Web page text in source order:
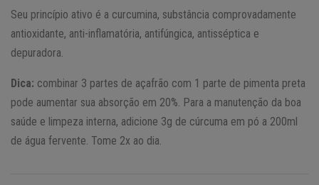
Seu princípio ativo é a curcumina, substância comprovadamente
antioxidante, anti-inflamatória, antifúngica, antisséptica e
depuradora.
Dica: combinar 3 partes de açafrão com 1 parte de pimenta preta
pode aumentar sua absorção em 20%. Para a manutenção da boa
saúde e limpeza interna, adicione 3g de cúrcuma em pó a 200ml
de água fervente. Tome 2x ao dia.